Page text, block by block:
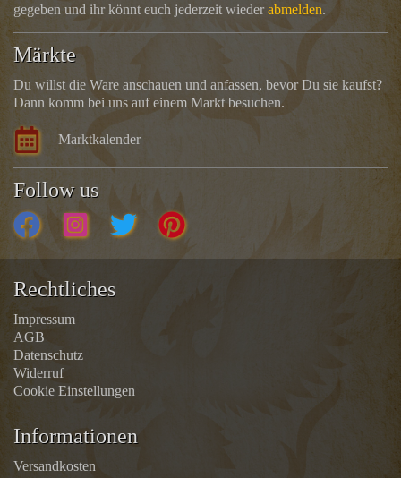
gegeben und ihr könnt euch jederzeit wiederabmelden.
Märkte
Du willst die Ware anschauen und anfassen, bevor Du sie kaufst?
Dann komm bei uns auf einem Markt besuchen.
Marktkalender
Follow us
Rechtliches
Impressum
AGB
Datenschutz
Widerruf
Cookie Einstellungen
Informationen
Versandkosten